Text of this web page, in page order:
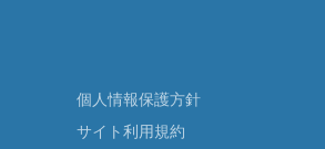
個人情報保護方針
サイト利用規約